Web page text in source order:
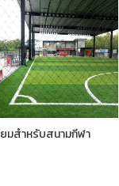
มสำหรับสนามกีฬา